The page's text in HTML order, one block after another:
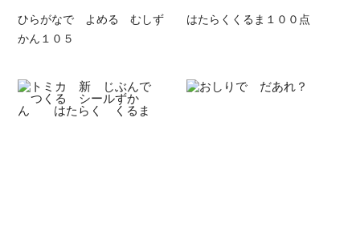
ひらがなで よめる むしず
かん１０５
はたらくくるま１００点